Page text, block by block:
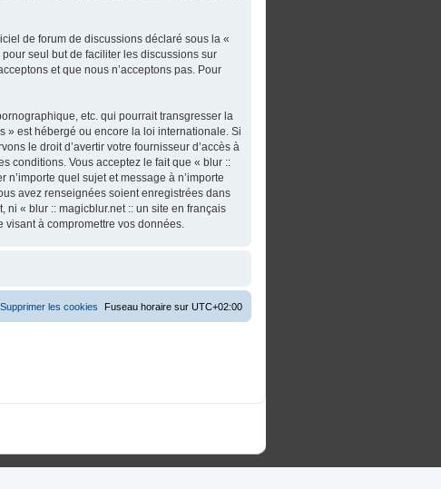
de forum de discussions déclaré sous la «
seul but de faciliter les discussions sur
et que nous n’acceptons pas. Pour
etc. qui pourrait transgresser la
» est hébergé ou encore la loi internationale. Si
le droit d’avertir votre fournisseur d’accès à
conditions. Vous acceptez le fait que « blur ::
quel sujet et message à n’importe
avez renseignées soient enregistrées dans
« blur :: magicblur.net :: un site en français
visant à compromettre vos données.
Fuseau horaire sur UTC+02:00
Supprimer les cookies